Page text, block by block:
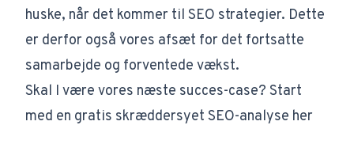
huske, når det kommer til SEO strategier. Dette
er derfor også vores afsæt for det fortsatte
samarbejde og forventede vækst.
Skal I være vores næste succes-case? Start
med en gratis skræddersyet SEO-analyse her